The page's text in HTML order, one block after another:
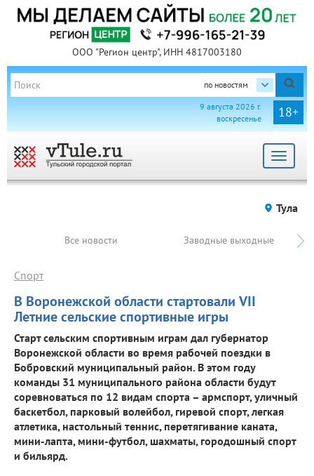
ООО "Регион центр", ИНН 4817003180
по новостям
18+
9 августа 2026 г.
воскресенье
Toggle
Тула
Все новости Заводные выходные
В Воронежской области стартовали VII
Летние сельские спортивные игры
Спорт
Старт сельским спортивным играм дал губернатор
Воронежской области во время рабочей поездки в
Бобровский муниципальный район. В этом году
команды 31 муниципального района области будут
соревноваться по 12 видам спорта – армспорт, уличный
баскетбол, парковый волейбол, гиревой спорт, легкая
атлетика, настольный теннис, перетягивание каната,
мини-лапта, мини-футбол, шахматы, городошный спорт
и бильярд.